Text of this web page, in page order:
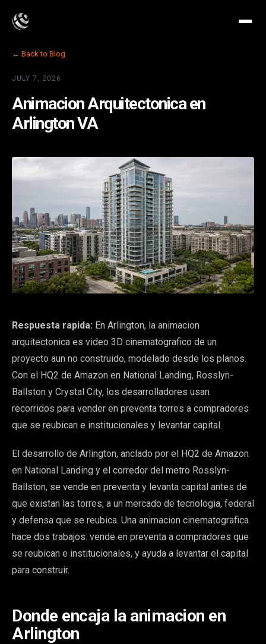
← Back to Blog
JULY 7, 2026
Animacion Arquitectonica en
Arlington VA
Respuesta rapida: En Arlington, la animacion
arquitectonica es video 3D cinematografico de un
proyecto aun no construido, modelado desde los planos.
Con el HQ2 de Amazon en National Landing, Rosslyn-
Ballston y Crystal City, los desarrolladores usan
recorridos para vender en preventa torres a compradores
que se reubican e institucionales y levantar capital.
El desarrollo de Arlington, anclado por el HQ2 de Amazon
en National Landing y el corredor del metro Rosslyn-
Ballston, se vende en preventa y levanta capital antes de
que existan las torres, a un mercado de tecnologia, federal
y defensa que se reubica. Una animacion cinematografica
hace dos trabajos: vende en preventa a compradores que
se reubican e institucionales, y ayuda a levantar el capital
para construir.
Donde encaja la animacion en
Arlington